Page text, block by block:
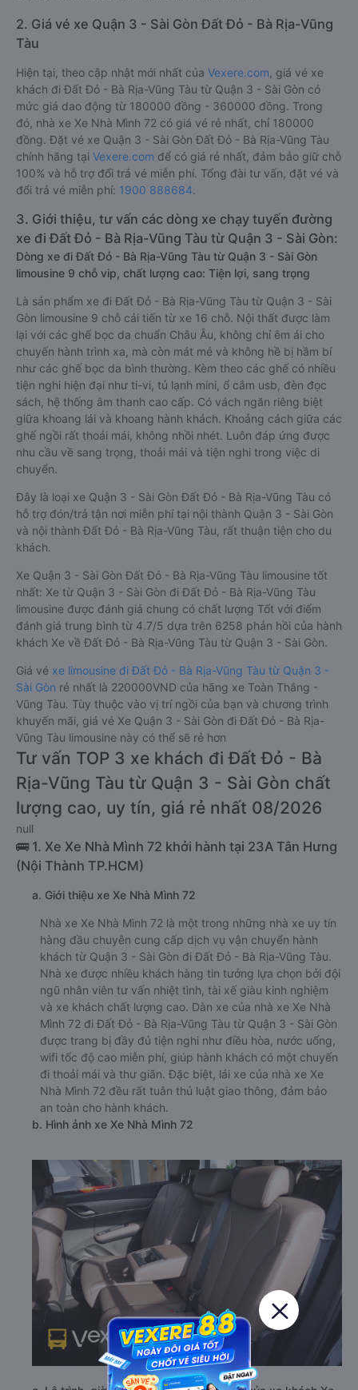
2. Giá vé xe Quận 3 - Sài Gòn Đất Đỏ - Bà Rịa-Vũng
Tàu
Hiện tại, theo cập nhật mới nhất của Vexere.com , giá vé xe
khách đi Đất Đỏ - Bà Rịa-Vũng Tàu từ Quận 3 - Sài Gòn có
mức giá dao động từ 180000 đồng - 360000 đồng. Trong
đó, nhà xe Xe Nhà Mình 72 có giá vé rẻ nhất, chỉ 180000
đồng. Đặt vé xe Quận 3 - Sài Gòn Đất Đỏ - Bà Rịa-Vũng Tàu
chính hãng tại Vexere.com để có giá rẻ nhất, đảm bảo giữ chỗ
100% và hỗ trợ đổi trả vé miễn phí. Tổng đài tư vấn, đặt vé và
đổi trả vé miễn phí: 1900 888684.
3. Giới thiệu, tư vấn các dòng xe chạy tuyến đường
xe đi Đất Đỏ - Bà Rịa-Vũng Tàu từ Quận 3 - Sài Gòn:
Dòng xe đi Đất Đỏ - Bà Rịa-Vũng Tàu từ Quận 3 - Sài Gòn
limousine 9 chỗ vip, chất lượng cao: Tiện lợi, sang trọng
Là sản phẩm xe đi Đất Đỏ - Bà Rịa-Vũng Tàu từ Quận 3 - Sài
Gòn limousine 9 chỗ cải tiến từ xe 16 chỗ. Nội thất được làm
lại với các ghế bọc da chuẩn Châu Âu, không chỉ êm ái cho
chuyến hành trình xa, mà còn mát mẻ và không hề bị hầm bí
như các ghế bọc da bình thường. Kèm theo các ghế có nhiều
tiện nghi hiện đại như ti-vi, tủ lạnh mini, ổ cắm usb, đèn đọc
sách, hệ thống âm thanh cao cấp. Có vách ngăn riêng biệt
giữa khoang lái và khoang hành khách. Khoảng cách giữa các
ghế ngồi rất thoải mái, không nhồi nhét. Luôn đáp ứng được
nhu cầu về sang trọng, thoải mái và tiện nghi trong việc di
chuyển.
Đây là loại xe Quận 3 - Sài Gòn Đất Đỏ - Bà Rịa-Vũng Tàu có
hỗ trợ đón/trả tận nơi miễn phí tại nội thành Quận 3 - Sài Gòn
và nội thành Đất Đỏ - Bà Rịa-Vũng Tàu, rất thuận tiện cho du
khách.
Xe Quận 3 - Sài Gòn Đất Đỏ - Bà Rịa-Vũng Tàu limousine tốt
nhất: Xe từ Quận 3 - Sài Gòn đi Đất Đỏ - Bà Rịa-Vũng Tàu
limousine được đánh giá chung có chất lượng Tốt với điểm
đánh giá trung bình từ 4.7/5 dựa trên 6258 phản hồi của hành
khách Xe về Đất Đỏ - Bà Rịa-Vũng Tàu từ Quận 3 - Sài Gòn.
Giá vé xe limousine đi Đất Đỏ - Bà Rịa-Vũng Tàu từ Quận 3 -
Sài Gòn rẻ nhất là 220000VND của hãng xe Toàn Thắng -
Vũng Tàu. Tùy thuộc vào vị trí ngồi của bạn và chương trình
khuyến mãi, giá vé Xe Quận 3 - Sài Gòn đi Đất Đỏ - Bà Rịa-
Vũng Tàu limousine này có thể sẽ rẻ hơn
Tư vấn TOP 3 xe khách đi Đất Đỏ - Bà
Rịa-Vũng Tàu từ Quận 3 - Sài Gòn chất
lượng cao, uy tín, giá rẻ nhất 08/2026
null
🚌 1. Xe Xe Nhà Mình 72 khởi hành tại 23A Tân Hưng
(Nội Thành TP.HCM)
a. Giới thiệu xe Xe Nhà Mình 72
Nhà xe Xe Nhà Mình 72 là một trong những nhà xe uy tín
hàng đầu chuyên cung cấp dịch vụ vận chuyển hành
khách từ Quận 3 - Sài Gòn đi Đất Đỏ - Bà Rịa-Vũng Tàu.
Nhà xe được nhiều khách hàng tin tưởng lựa chọn bởi đội
ngũ nhân viên tư vấn nhiệt tình, tài xế giàu kinh nghiệm
và xe khách chất lượng cao. Dàn xe của nhà xe Xe Nhà
Mình 72 đi Đất Đỏ - Bà Rịa-Vũng Tàu từ Quận 3 - Sài Gòn
được trang bị đầy đủ tiện nghi như điều hòa, nước uống,
wifi tốc độ cao miễn phí, giúp hành khách có một chuyến
đi thoải mái và thư giãn. Đặc biệt, lái xe của nhà xe Xe
Nhà Mình 72 đều rất tuân thủ luật giao thông, đảm bảo
an toàn cho hành khách.
b. Hình ảnh xe Xe Nhà Mình 72